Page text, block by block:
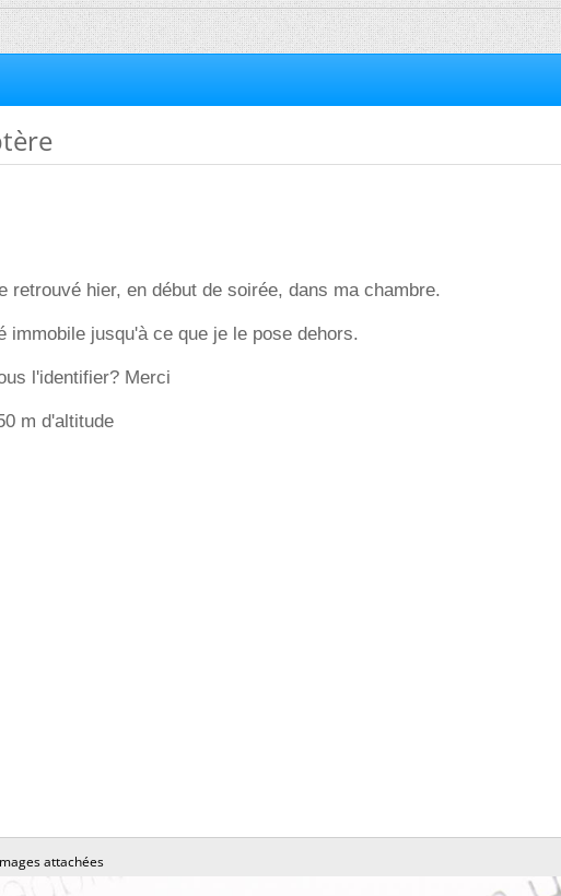
retrouvé hier, en début de soirée, dans ma chambre.
immobile jusqu'à ce que je le pose dehors.
l'identifier? Merci
m d'altitude
attachées